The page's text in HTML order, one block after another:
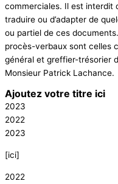
commerciales. Il est interdit
traduire ou d’adapter de
ou partiel de ces
procès-verbaux sont celles
général et greffier-trésorier
Monsieur Patrick Lachance.
Ajoutez votre titre ici
2023
2022
2023
[ici]
2022